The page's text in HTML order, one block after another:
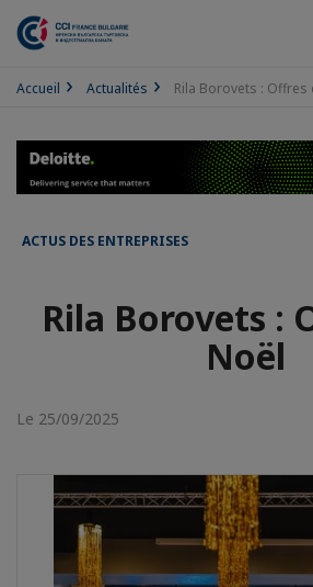
Accueil Actualités Rila Borovets : Offres
ACTUS DES ENTREPRISES
Rila Borovets :
Noël
Le 25/09/2025